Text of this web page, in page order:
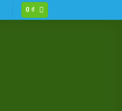
0₫